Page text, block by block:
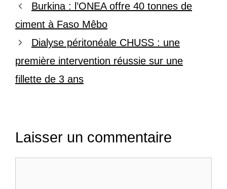
Burkina : l’ONEA offre 40 tonnes de
ciment à Faso Mêbo
Dialyse péritonéale CHUSS : une
première intervention réussie sur une
fillette de 3 ans
Laisser un commentaire